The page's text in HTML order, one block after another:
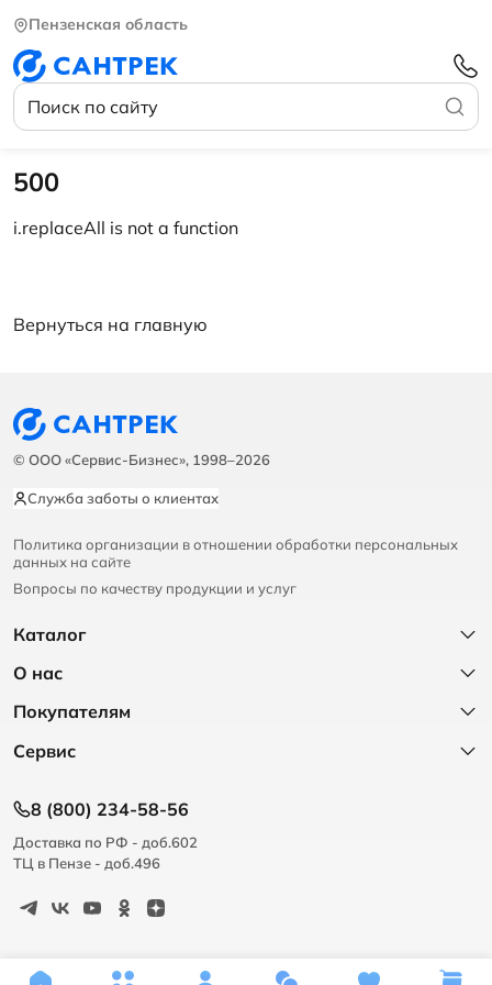
Пензенская область
500
i.replaceAll is not a function
Вернуться на главную
© ООО «Сервис-Бизнес», 1998–2026
Служба заботы о клиентах
Политика организации в отношении обработки персональных
данных на сайте
Вопросы по качеству продукции и услуг
Каталог
О нас
Покупателям
Сервис
8 (800) 234-58-56
Доставка по РФ - доб.602
ТЦ в Пензе - доб.496